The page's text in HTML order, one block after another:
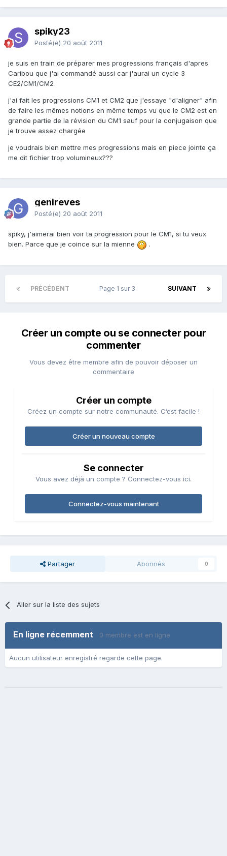
spiky23
Posté(e) 20 août 2011
je suis en train de préparer mes progressions français d'apres
Caribou que j'ai commandé aussi car j'aurai un cycle 3
CE2/CM1/CM2
j'ai fait les progressions CM1 et CM2 que j'essaye "d'aligner" afin
de faire les mêmes notions en même temps vu que le CM2 est en
grande partie de la révision du CM1 sauf pour la conjugaison que
je trouve assez chargée
je voudrais bien mettre mes progressions mais en piece jointe ça
me dit fichier trop volumineux???
genireves
Posté(e) 20 août 2011
spiky, j'aimerai bien voir ta progression pour le CM1, si tu veux
bien. Parce que je coince sur la mienne
.
PRÉCÉDENT SUIVANT
Page 1 sur 3
Créer un compte ou se connecter pour
commenter
Vous devez être membre afin de pouvoir déposer un
commentaire
Créer un compte
Créez un compte sur notre communauté. C’est facile !
Créer un nouveau compte
Se connecter
Vous avez déjà un compte ? Connectez-vous ici.
Connectez-vous maintenant
Partager Abonnés 0
Aller sur la liste des sujets
En ligne récemment 0 membre est en ligne
Aucun utilisateur enregistré regarde cette page.